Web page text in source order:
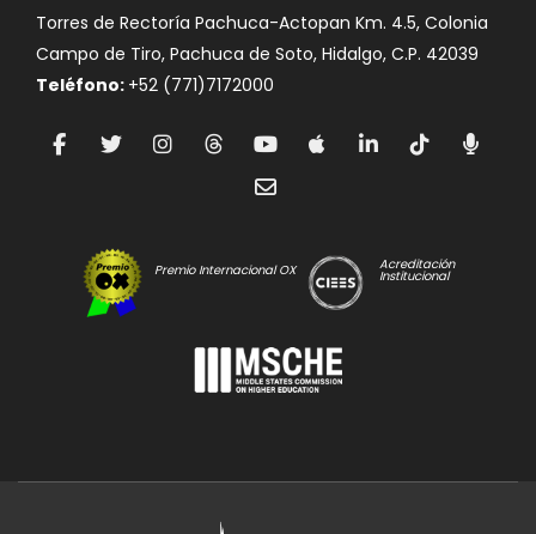
Torres de Rectoría Pachuca-Actopan Km. 4.5, Colonia
Campo de Tiro, Pachuca de Soto, Hidalgo, C.P. 42039
Teléfono: +52 (771)7172000
Premio Internacional OX Acreditación
Institucional